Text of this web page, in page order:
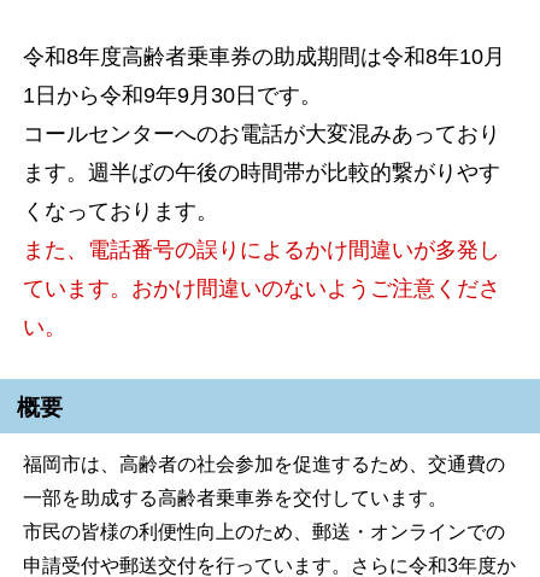
令和8年度高齢者乗車券の助成期間は令和8年10月
1日から令和9年9月30日です。
コールセンターへのお電話が大変混みあっており
ます。週半ばの午後の時間帯が比較的繋がりやす
くなっております。
また、 電話番号の誤りによるかけ間違いが多発し
ています。おかけ間違いのないようご注意くださ
い。
概要
福岡市は、高齢者の社会参加を促進するため、交通費の
一部を助成する高齢者乗車券を交付しています。
市民の皆様の利便性向上のため、郵送・オンラインでの
申請受付や郵送交付を行っています。さらに令和3年度か